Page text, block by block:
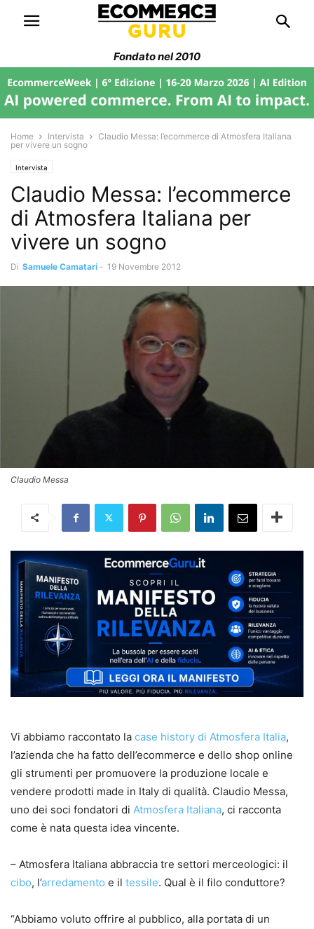
Fondato nel 2010
Home Intervista
Claudio Messa: l’ecommerce di Atmosfera Italiana
per vivere un sogno
Intervista
Claudio Messa: l’ecommerce
di Atmosfera Italiana per
vivere un sogno
Di Samuele Camatari - 19 Novembre 2012
Claudio Messa
Vi abbiamo raccontato la case history di Atmosfera Italia,
l’azienda che ha fatto dell’ecommerce e dello shop online
gli strumenti per promuovere la produzione locale e
vendere prodotti made in Italy di qualità. Claudio Messa,
uno dei soci fondatori di Atmosfera Italiana, ci racconta
come è nata questa idea vincente.
– Atmosfera Italiana abbraccia tre settori merceologici: il
cibo, l’arredamento e il tessile. Qual è il filo conduttore?
“Abbiamo voluto offrire al pubblico, alla portata di un